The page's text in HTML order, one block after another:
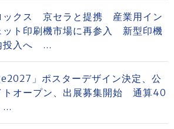
ックス 京セラと提携 産業用イン
ット印刷機市場に再参入 新型印機
投入へ ...
」ポスターデザイン決定、公
トオープン、出展募集開始 通算40
...